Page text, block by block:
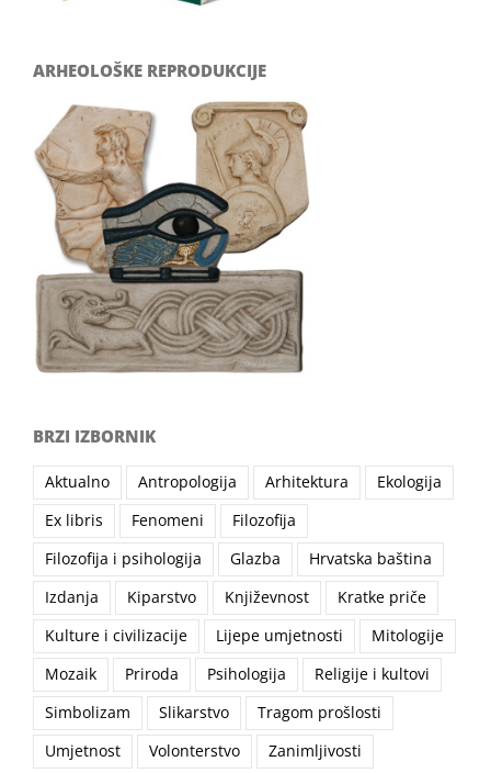
ARHEOLOŠKE REPRODUKCIJE
BRZI IZBORNIK
Aktualno Antropologija Arhitektura
Ekologija
Ex libris
Fenomeni
Filozofija
Filozofija i psihologija
Glazba
Hrvatska baština
Izdanja
Kiparstvo Književnost
Kratke priče
Kulture i civilizacije
Lijepe umjetnosti
Mitologije
Mozaik
Priroda Psihologija
Religije i kultovi
Simbolizam
Slikarstvo
Tragom prošlosti
Umjetnost
Volonterstvo
Zanimljivosti